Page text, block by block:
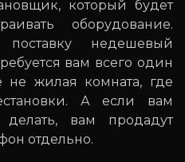
который будет
оборудование.
недешевый
вам всего один
не жилая комната, где
А если вам
делать, вам продадут
отдельно.